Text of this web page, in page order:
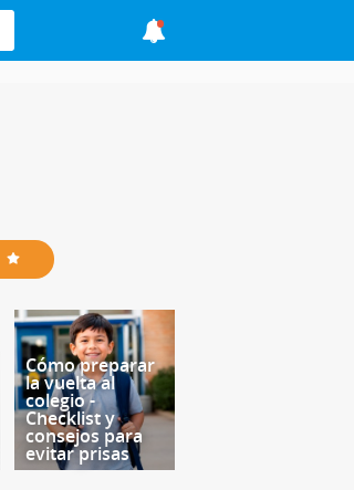
Cómo preparar
la vuelta al
colegio -
Checklist y
consejos para
evitar prisas